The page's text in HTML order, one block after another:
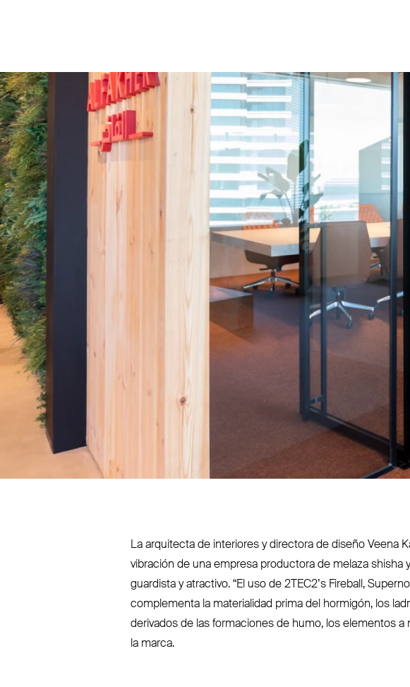
La arquitecta de interiores y directora de diseño Veena
vibración de una empresa pro­ductora de melaza
guardista y atractivo. “El uso de 2TEC2’s Fireball,
com­plementa la mate­rialidad prima del hormigón, los
derivados de las for­maciones de humo, los elementos
la marca.